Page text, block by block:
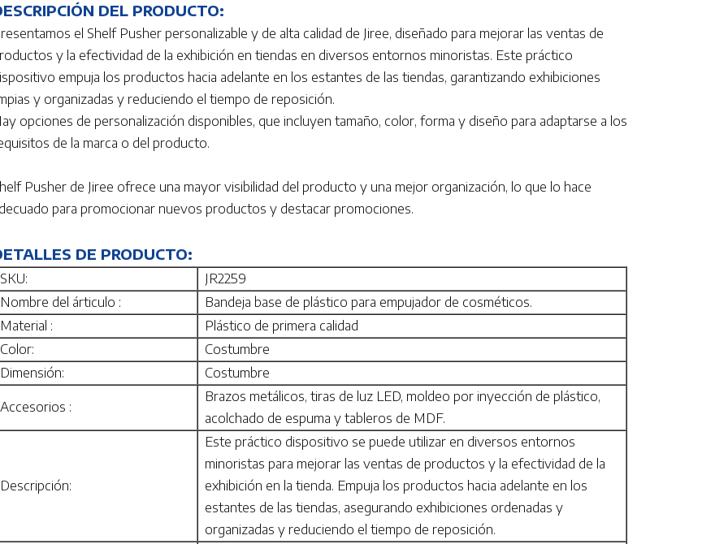
DEL PRODUCTO:
el Shelf Pusher personalizable y de alta calidad de Jiree, diseñado para mejorar las ventas de
y la efectividad de la exhibición en tiendas en diversos entornos minoristas. Este práctico
empuja los productos hacia adelante en los estantes de las tiendas, garantizando exhibiciones
y organizadas y reduciendo el tiempo de reposición.
opciones de personalización disponibles, que incluyen tamaño, color, forma y diseño para adaptarse a los
de la marca o del producto.
Pusher de Jiree ofrece una mayor visibilidad del producto y una mejor organización, lo que lo hace
para promocionar nuevos productos y destacar promociones.
DE PRODUCTO:
SKU:
JR2259
Nombre del árticulo :
Bandeja base de plástico para empujador de cosméticos.
Material :
Plástico de primera calidad
Color:
Costumbre
Dimensión:
Costumbre
Accesorios :
Brazos metálicos, tiras de luz LED, moldeo por inyección de plástico,
acolchado de espuma y tableros de MDF.
Descripción:
Este práctico dispositivo se puede utilizar en diversos entornos
minoristas para mejorar las ventas de productos y la efectividad de la
exhibición en la tienda. Empuja los productos hacia adelante en los
estantes de las tiendas, asegurando exhibiciones ordenadas y
organizadas y reduciendo el tiempo de reposición.